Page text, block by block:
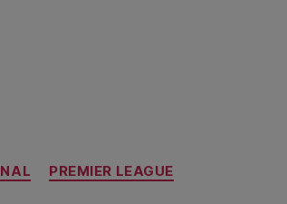
CategoríasPREMIER LEAGUE